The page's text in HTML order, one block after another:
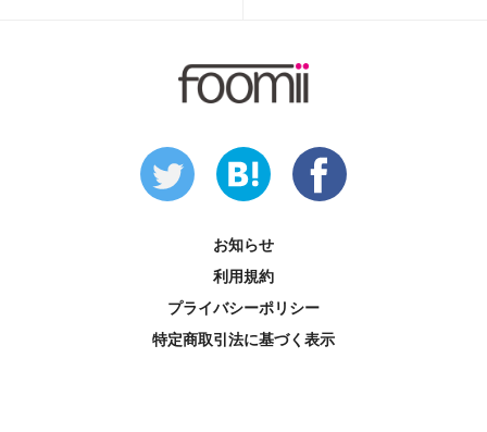
お知らせ
利用規約
プライバシーポリシー
特定商取引法に基づく表示